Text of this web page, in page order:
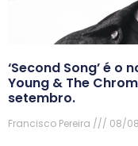
‘Second Song’ é o
Young & The
setembro.
Francisco Pereira 08/